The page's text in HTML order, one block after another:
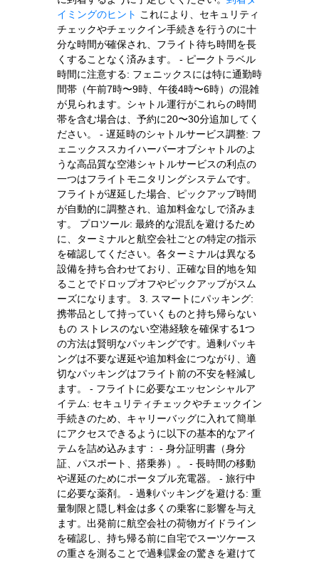
イミングのヒント これにより、セキュリティ
チェックやチェックイン手続きを行うのに十
分な時間が確保され、フライト待ち時間を長
くすることなく済みます。 - ピークトラベル
時間に注意する: フェニックスには特に通勤時
間帯（午前7時〜9時、午後4時〜6時）の混雑
が見られます。シャトル運行がこれらの時間
帯を含む場合は、予約に20〜30分追加してく
ださい。 - 遅延時のシャトルサービス調整: フ
ェニックススカイハーバーオブシャトルのよ
うな高品質な空港シャトルサービスの利点の
一つはフライトモニタリングシステムです。
フライトが遅延した場合、ピックアップ時間
が自動的に調整され、追加料金なしで済みま
す。 プロツール: 最終的な混乱を避けるため
に、ターミナルと航空会社ごとの特定の指示
を確認してください。各ターミナルは異なる
設備を持ち合わせており、正確な目的地を知
ることでドロップオフやピックアップがスム
ーズになります。 3. スマートにパッキング:
携帯品として持っていくものと持ち帰らない
もの ストレスのない空港経験を確保する1つ
の方法は賢明なパッキングです。過剰パッキ
ングは不要な遅延や追加料金につながり、適
切なパッキングはフライト前の不安を軽減し
ます。 - フライトに必要なエッセンシャルア
イテム: セキュリティチェックやチェックイン
手続きのため、キャリーバッグに入れて簡単
にアクセスできるように以下の基本的なアイ
テムを詰め込みます： - 身分証明書（身分
証、パスポート、搭乗券）。 - 長時間の移動
や遅延のためにポータブル充電器。 - 旅行中
に必要な薬剤。 - 過剰パッキングを避ける: 重
量制限と隠し料金は多くの乗客に影響を与え
ます。出発前に航空会社の荷物ガイドライン
を確認し、持ち帰る前に自宅でスーツケース
の重さを測ることで過剰課金の驚きを避けて